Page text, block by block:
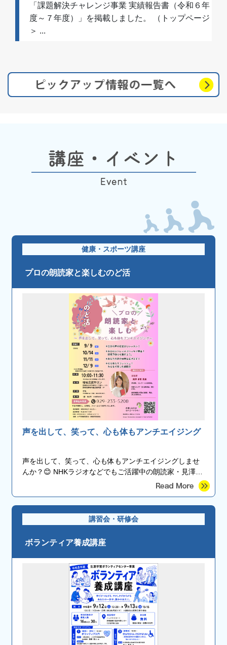
「課題解決チャレンジ事業 実績報告書（令和６年
度～７年度）」を掲載しました。 （トップページ
＞ ...
健康・スポーツ講座
プロの朗読家と楽しむのど活
声を出して、笑って、心も体もアンチエイジング
声を出して、笑って、心も体もアンチエイジングしませ
んか？😊 NHKラジオなどでもご活躍中の朗読家・見澤淑
講習会・研修会
ボランティア養成講座